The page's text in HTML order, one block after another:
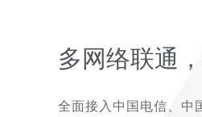
多网络联通
全面接入中国电信、中